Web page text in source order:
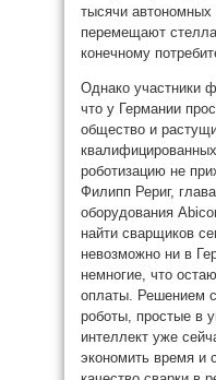
тысячи
перемещают
конечному
Однако участники
что у Германии
общество и
роботизацию не
Филипп Рериг,
оборудования
найти сварщиков
невозможно ни в
немногие, что
оплаты. Решением
роботы, простые в
интеллект уже
экономить время и